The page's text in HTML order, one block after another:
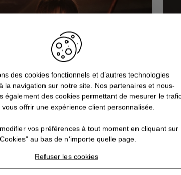
Quels sont les 10 objets
de la saga Harry Potter
?
Tout Potterhead (fans d'Harry Potter) qui se
s’est demandé au moins une fois dans
à
des cookies fonctionnels et d’autres technologies
la navigation sur notre site. Nos partenaires et nous-
également des cookies permettant de mesurer le
offrir une expérience client personnalisée.
vos préférences à tout moment en cliquant sur
au bas de n'importe quelle page.
Refuser les cookies